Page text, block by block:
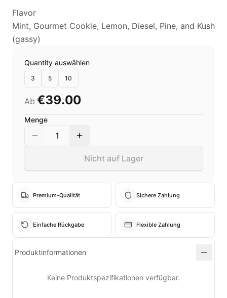
Flavor
Mint, Gourmet Cookie, Lemon, Diesel, Pine, and Kush
(gassy)
Quantity auswählen
3 5 10
Ab €39.00
Menge
1
Nicht auf Lager
Premium-Qualität Sichere Zahlung
Einfache Rückgabe Flexible Zahlung
Produktinformationen
Keine Produktspezifikationen verfügbar.